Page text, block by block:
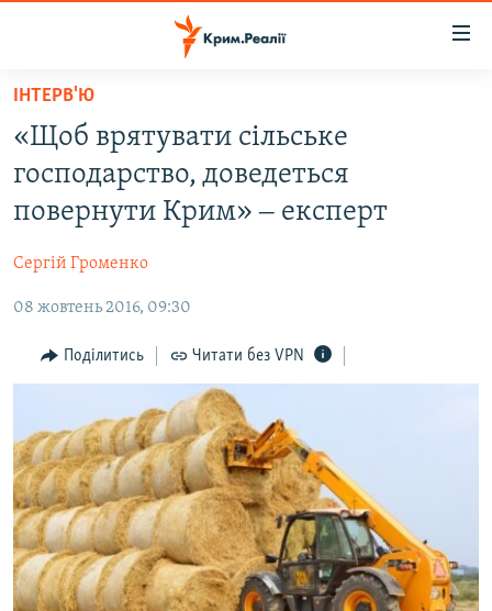
Перейти
основного
матеріалу
до
основної
навігації
Перейти
пошуку
НОВИНИ
ВОДА.КРИМ
ВІДЕО ТА ФОТО
БЛОГИ
ПОГЛЯД
ІНТЕРВ'Ю
СПЕЦПРОЕКТИ
ДЕПОРТАЦІЯ
ВІДЕОУРОКИ «ELIFBE»
СВІДЧЕННЯ ОКУПАЦІЇ
УКРАЇНСЬКА ПРОБЛЕМА КРИМУ
ЯК ОБІЙТИ БЛОКУВАННЯ
Русский
Qırımtatar
ІНТЕРВ'Ю
«Щоб врятувати сільське
господарство, доведеться
повернути Крим» ‒ експерт
Сергій Громенко
08 жовтень 2016, 09:30
Поділитись Читати без VPN